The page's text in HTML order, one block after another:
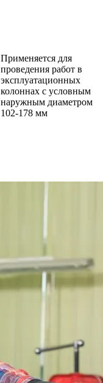
Применяется для
проведения работ в
эксплуатационных
колоннах с условным
наружным диаметром
102-178 мм